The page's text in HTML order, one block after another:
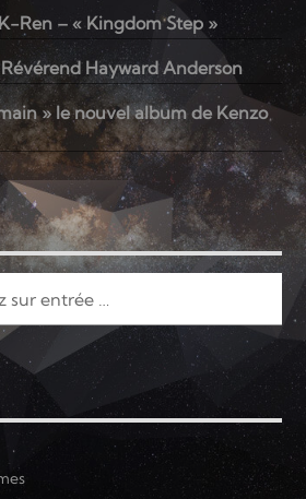
Ren – « Kingdom Step »
Hayward Anderson
» le nouvel album de Kenzo